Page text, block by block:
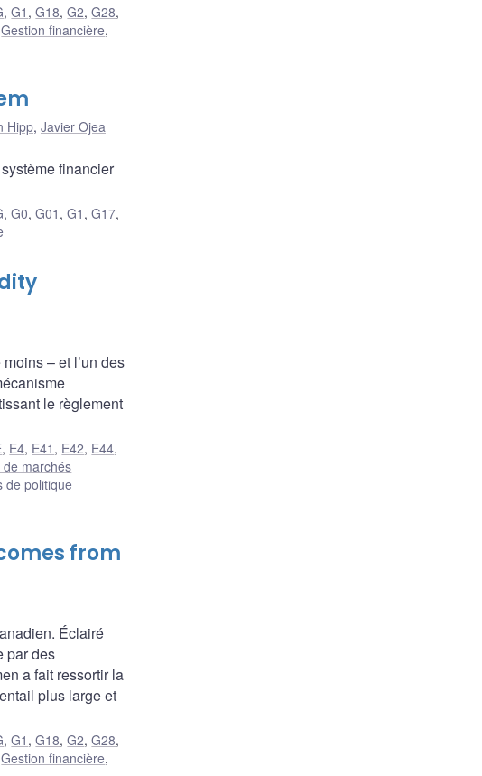
,G1 ,G18,G2,G28,
Gestion financière,
Hipp, Javier Ojea
financier
,G0,G01 ,G1 ,G17,
– et l’un des
le règlement
, E4, E41 , E42, E44,
marchés
de politique
from
Éclairé
par des
a fait ressortir la
plus large et
,G1 ,G18,G2,G28,
Gestion financière,